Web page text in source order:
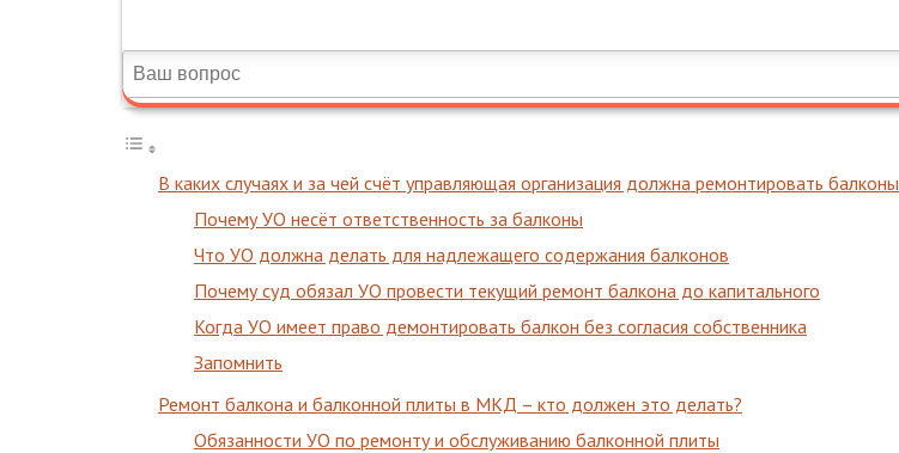
В каких случаях и за чей счёт управляющая организация должна ремонтировать балконы
Почему УО несёт ответственность за балконы
Что УО должна делать для надлежащего содержания балконов
Почему суд обязал УО провести текущий ремонт балкона до капитального
Когда УО имеет право демонтировать балкон без согласия собственника
Запомнить
Ремонт балкона и балконной плиты в МКД – кто должен это делать?
Обязанности УО по ремонту и обслуживанию балконной плиты